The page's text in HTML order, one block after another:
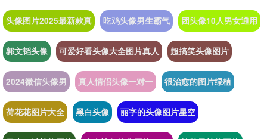
头像图片2025最新款真 吃鸡头像男生霸气 团头像10人男女通用
郭文韬头像 可爱好看头像大全图片真人 超搞笑头像图片
2024微信头像男 真人情侣头像一对一 很治愈的图片绿植
荷花花图片大全 黑白头像 丽字的头像图片星空